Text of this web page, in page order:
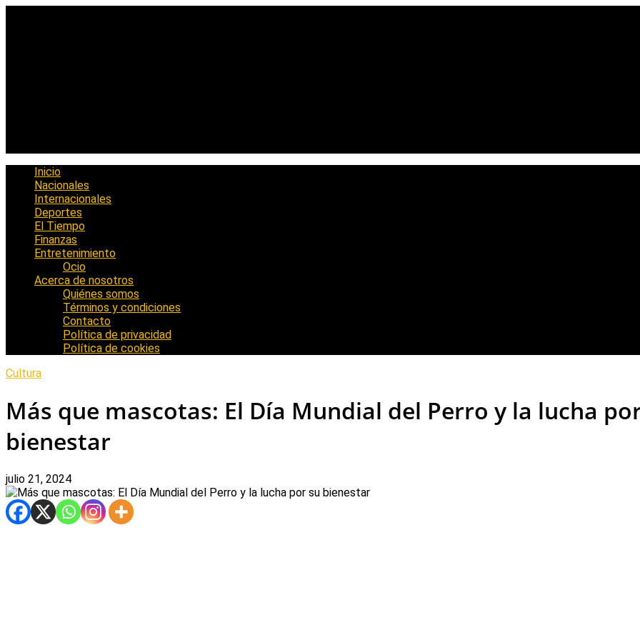
Inicio
Nacionales
Internacionales
Deportes
El Tiempo
Finanzas
Entretenimiento
Ocio
Acerca de nosotros
Quiénes somos
Términos y condiciones
Contacto
Política de privacidad
Política de cookies
Cultura
Más que mascotas: El Día Mundial del Perro y la lucha
bienestar
julio 21, 2024